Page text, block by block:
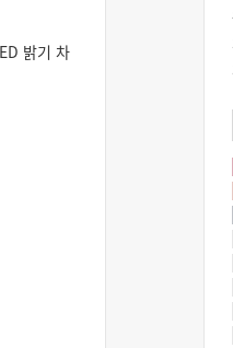
밝기 차